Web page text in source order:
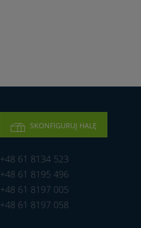
SKONFIGURUJ HALĘ
+48 61 8134 523
+48 61 8195 496
+48 61 8197 005
+48 61 8197 058